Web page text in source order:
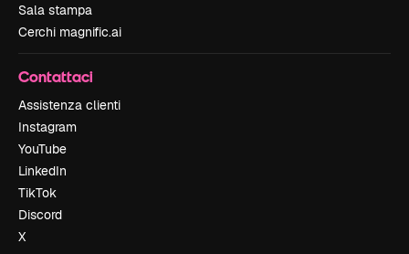
Sala stampa
Cerchi magnific.ai
Contattaci
Assistenza clienti
Instagram
YouTube
LinkedIn
TikTok
Discord
X